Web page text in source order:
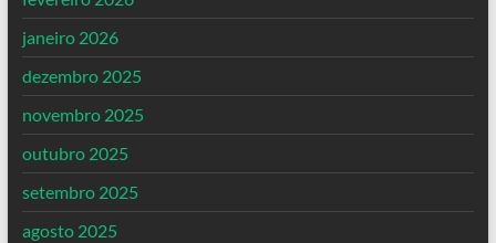
janeiro 2026
dezembro 2025
novembro 2025
outubro 2025
setembro 2025
agosto 2025